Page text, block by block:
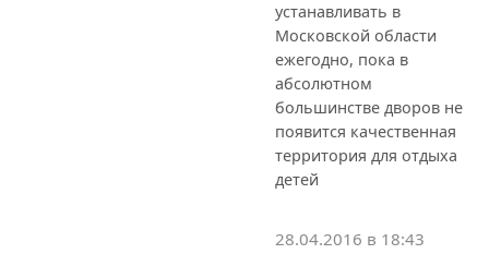
устанавливать в
Московской области
ежегодно, пока в
абсолютном
большинстве дворов не
появится качественная
территория для отдыха
детей
28.04.2016 в 18:43